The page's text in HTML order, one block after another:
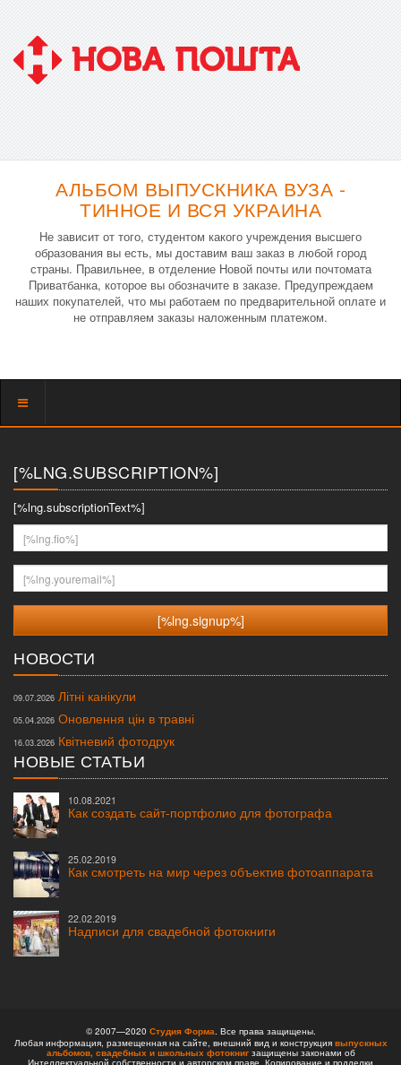
АЛЬБОМ ВЫПУСКНИКА ВУЗА -
ТИННОЕ И ВСЯ УКРАИНА
Не зависит от того, студентом какого учреждения высшего
образования вы есть, мы доставим ваш заказ в любой город
страны. Правильнее, в отделение Новой почты или почтомата
Приватбанка, которое вы обозначите в заказе. Предупреждаем
наших покупателей, что мы работаем по предварительной оплате и
не отправляем заказы наложенным платежом.
Показать
[%LNG.SUBSCRIPTION%]
[%lng.subscriptionText%]
[%lng.fio%]
[%lng.youremail%]
НОВОСТИ
09.07.2026 Літні канікули
05.04.2026 Оновлення цін в травні
16.03.2026 Квітневий фотодрук
НОВЫЕ СТАТЬИ
10.08.2021
Как создать сайт-портфолио для фотографа
25.02.2019
Как смотреть на мир через объектив фотоаппарата
22.02.2019
Надписи для свадебной фотокниги
© 2007—2020 Студия Форма. Все права защищены.
Любая информация, размещенная на сайте, внешний вид и конструкция выпускных
альбомов, свадебных и школьных фотокнигзащищены законами об